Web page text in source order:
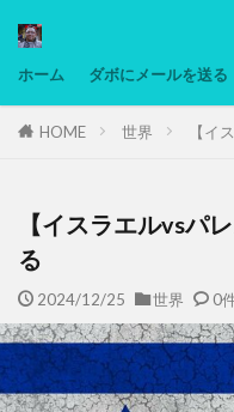
ホーム ダボにメールを送る
HOME 世界 【イ
【イスラエルvsパ
る
2024/12/25 世界 0
タグ
マレーシア動画
備忘録
動画